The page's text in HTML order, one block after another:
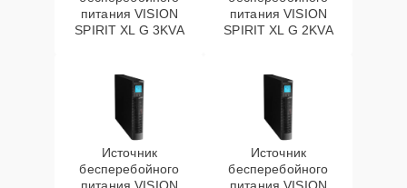
питания VISION
SPIRIT XL G 3KVA
питания VISION
SPIRIT XL G 2KVA
Источник
бесперебойного
Источник
бесперебойного